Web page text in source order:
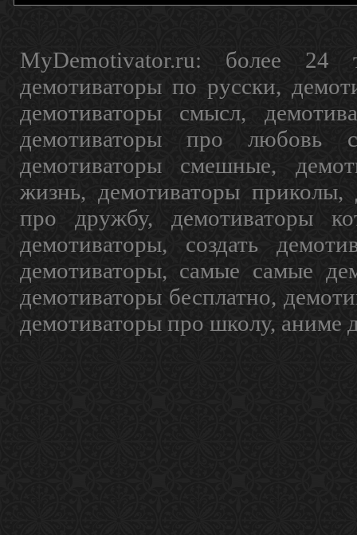
MyDemotivator.ru: более 24
демотиваторы по русски,
демотиваторы смысл,
демотиваторы про любовь
демотиваторы смешные,
жизнь, демотиваторы приколы,
про дружбу, демотиваторы
демотиваторы, создать
демотиваторы, самые самые
демотиваторы бесплатно,
демотиваторы про школу, аниме